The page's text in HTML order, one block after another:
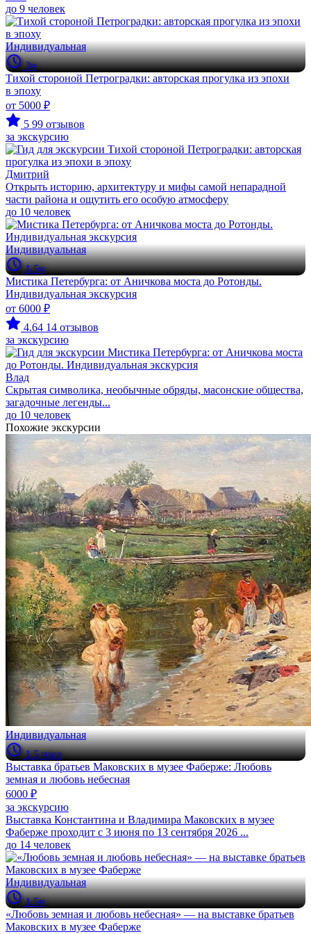
до 9 человек
Индивидуальная
3ч
Тихой стороной Петроградки: авторская прогулка из эпохи
в эпоху
от 5000 ₽
5 99 отзывов
за экскурсию
Дмитрий
Открыть историю, архитектуру и мифы самой непарадной
части района и ощутить его особую атмосферу
до 10 человек
Индивидуальная
1.5ч
Мистика Петербурга: от Аничкова моста до Ротонды.
Индивидуальная экскурсия
от 6000 ₽
4.64 14 отзывов
за экскурсию
Влад
Скрытая символика, необычные обряды, масонские общества,
загадочные легенды...
до 10 человек
Похожие экскурсии
Индивидуальная
1.5 часа
Выставка братьев Маковских в музее Фаберже: Любовь
земная и любовь небесная
6000 ₽
за экскурсию
Выставка Константина и Владимира Маковских в музее
Фаберже проходит с 3 июня по 13 сентября 2026 ...
до 14 человек
Индивидуальная
1.5ч
«Любовь земная и любовь небесная» — на выставке братьев
Маковских в музее Фаберже